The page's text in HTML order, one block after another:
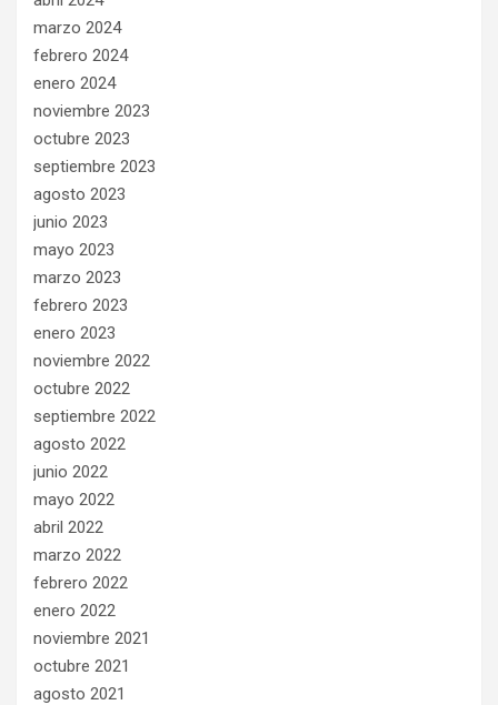
marzo 2024
febrero 2024
enero 2024
noviembre 2023
octubre 2023
septiembre 2023
agosto 2023
junio 2023
mayo 2023
marzo 2023
febrero 2023
enero 2023
noviembre 2022
octubre 2022
septiembre 2022
agosto 2022
junio 2022
mayo 2022
abril 2022
marzo 2022
febrero 2022
enero 2022
noviembre 2021
octubre 2021
agosto 2021